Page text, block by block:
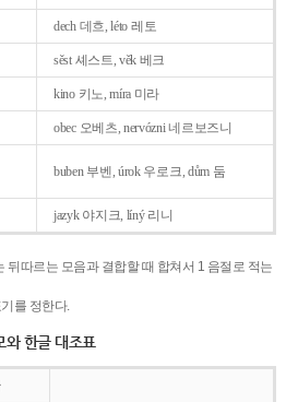
dech 데흐, léto 레토
sěst 셰스트, věk 베크
kino 키노, míra 미라
obec 오베츠, nervózni 네르보즈니
buben 부벤, úrok 우로크, dům 둠
jazyk야지크, líný 리니
뒤따르는 모음과 결합할 때 합쳐서 1 음절로 적는
를 정한다.
와 한글 대조표